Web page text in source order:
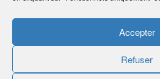
Accepter
Refuser